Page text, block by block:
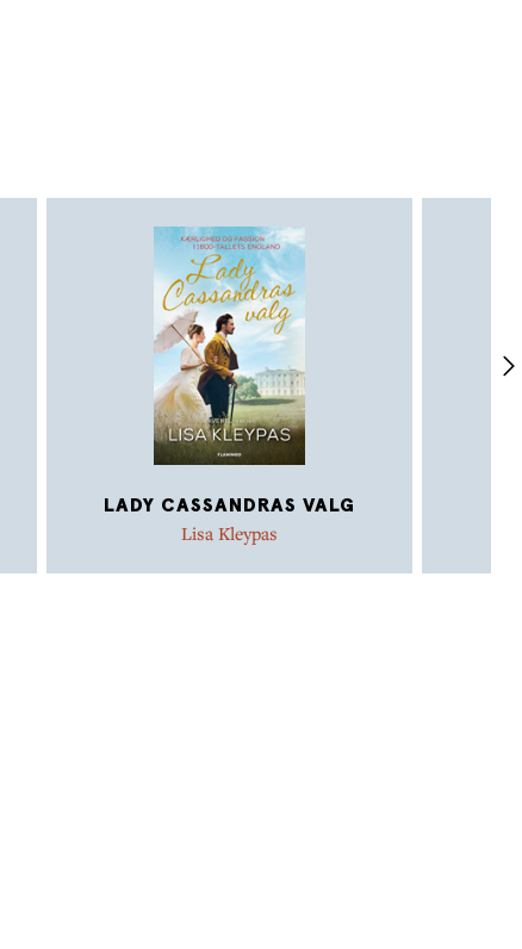
LADY CASSANDRAS VALG
Lisa Kleypas